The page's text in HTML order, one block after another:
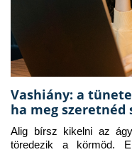
Vashiány: a
ha meg szeretnéd
Alig bírsz kikelni az
töredezik a körmöd.